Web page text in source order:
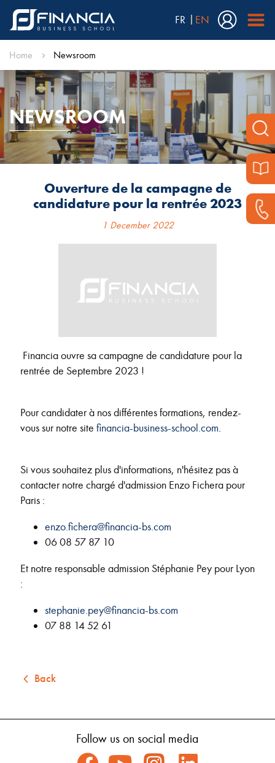
FR EN
Home Newsroom
NEWSROOM
Ouverture de la campagne de
candidature pour la rentrée 2023
1 December 2022
Financia ouvre sa campagne de candidature pour la
rentrée de Septembre 2023 !
Pour candidater à nos différentes formations, rendez-
vous sur notre site financia-business-school.com.
Si vous souhaitez plus d'informations, n'hésitez pas à
contacter notre chargé d'admission Enzo Fichera pour
Paris :
enzo.fichera@financia-bs.com
06 08 57 87 10
Et notre responsable admission Stéphanie Pey pour Lyon
:
stephanie.pey@financia-bs.com
07 88 14 52 61
Back
Follow us on social media